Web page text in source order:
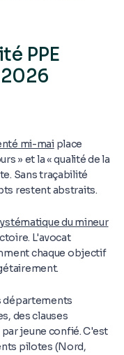
PPE
mi-maiplace
» et la « qualité de la
Sans traçabilité
restent abstraits.
du mineur
L'avocat
chaque objectif
départements
des clauses
jeune confié. C'est
pilotes (Nord,